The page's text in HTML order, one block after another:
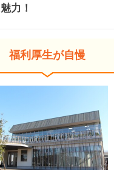
力！
福利厚生が自慢